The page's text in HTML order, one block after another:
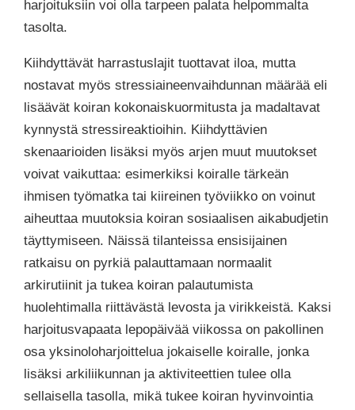
harjoituksiin voi olla tarpeen palata helpommalta
tasolta.
Kiihdyttävät harrastuslajit tuottavat iloa, mutta
nostavat myös stressiaineenvaihdunnan määrää eli
lisäävät koiran kokonaiskuormitusta ja madaltavat
kynnystä stressireaktioihin. Kiihdyttävien
skenaarioiden lisäksi myös arjen muut muutokset
voivat vaikuttaa: esimerkiksi koiralle tärkeän
ihmisen työmatka tai kiireinen työviikko on voinut
aiheuttaa muutoksia koiran sosiaalisen aikabudjetin
täyttymiseen. Näissä tilanteissa ensisijainen
ratkaisu on pyrkiä palauttamaan normaalit
arkirutiinit ja tukea koiran palautumista
huolehtimalla riittävästä levosta ja virikkeistä. Kaksi
harjoitusvapaata lepopäivää viikossa on pakollinen
osa yksinoloharjoittelua jokaiselle koiralle, jonka
lisäksi arkiliikunnan ja aktiviteettien tulee olla
sellaisella tasolla, mikä tukee koiran hyvinvointia